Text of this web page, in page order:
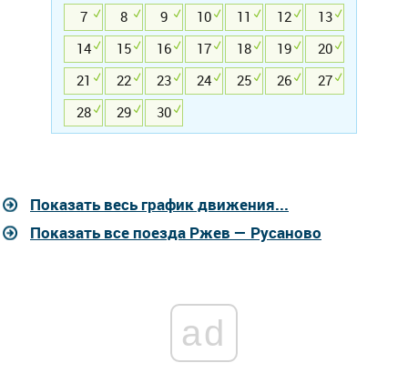
7
8 9 10 11 12
13
14
15 16 17 18 19
20
21
22 23 24 25 26
27
28
29 30
Показать весь график движения...
Показать все поезда Ржев — Русаново
ad